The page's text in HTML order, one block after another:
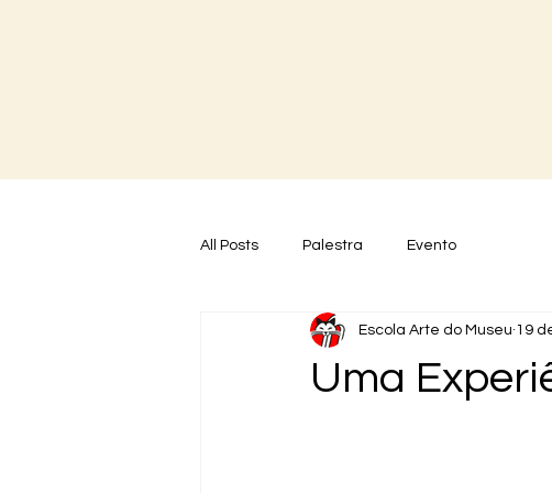
All Posts Palestra Evento
Uma
Escola Arte do Museu 19